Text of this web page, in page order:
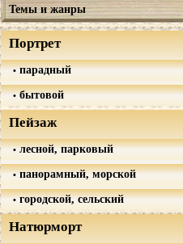
Темы и жанры
Портрет
парадный
бытовой
Пейзаж
лесной, парковый
панорамный, морской
городской, сельский
Натюрморт